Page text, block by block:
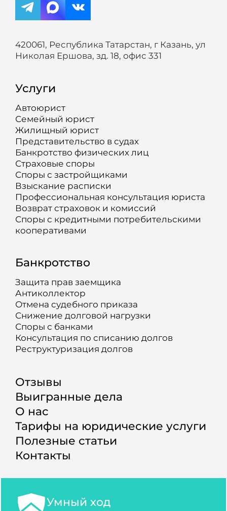
420061, Республика Татарстан, г Казань, ул
Николая Ершова, зд. 18, офис 331
Услуги
Автоюрист
Семейный юрист
Жилищный юрист
Представительство в судах
Банкротство физических лиц
Страховые споры
Споры с застройщиками
Взыскание расписки
Профессиональная консультация юриста
Возврат страховок и комиссий
Споры с кредитными потребительскими
кооперативами
Банкротство
Защита прав заемщика
Антиколлектор
Отмена судебного приказа
Снижение долговой нагрузки
Споры с банками
Консультация по списанию долгов
Реструктуризация долгов
Отзывы
Выигранные дела
О нас
Тарифы на юридические услуги
Полезные статьи
Контакты
Умный ход